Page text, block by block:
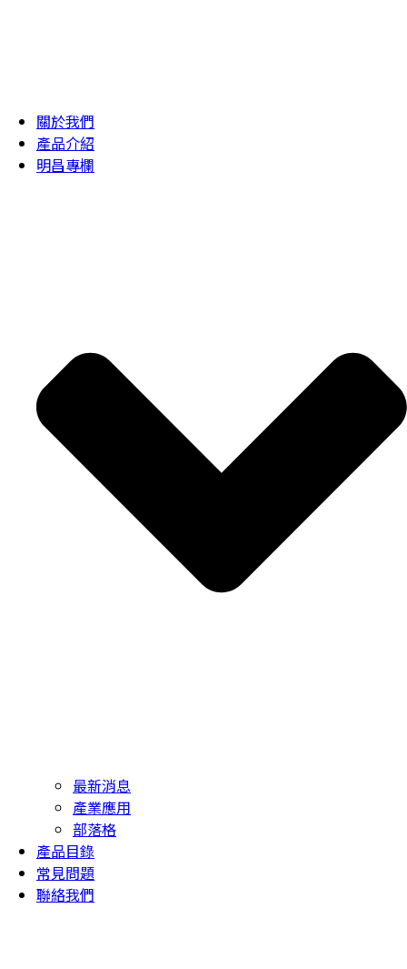
關於我們
產品介紹
明昌專欄
最新消息
產業應用
部落格
產品目錄
常見問題
聯絡我們